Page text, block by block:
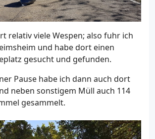
relativ viele Wespen; also fuhr ich
und habe dort einen
gesucht und gefunden.
Pause habe ich dann auch dort
neben sonstigem Müll auch 114
gesammelt.